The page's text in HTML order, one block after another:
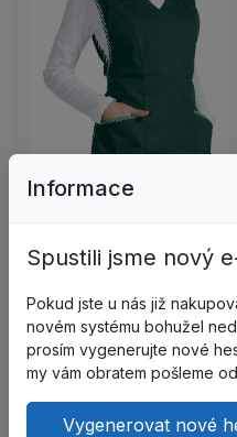
Zobrazit detail
Informace
Spustili jsme nový
Pokud jste u nás již
novém systému bohužel
prosím vygenerujte nové
my vám obratem pošleme
Vygenerovat nové